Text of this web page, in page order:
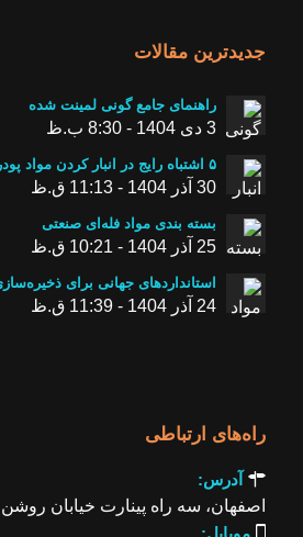
جدیدترین مقالات
راهنمای جامع گونی لمینت شده
3 دی 1404 - 8:30 ب.ظ
۵ اشتباه رایج در انبار کردن مواد پودری
30 آذر 1404 - 11:13 ق.ظ
بسته ‌بندی مواد فله‌ای صنعتی
25 آذر 1404 - 10:21 ق.ظ
استانداردهای جهانی برای
24 آذر 1404 - 11:39 ق.ظ
راه‌های ارتباطی
 آدرس:
اصفهان، سه راه پینارت خیابان